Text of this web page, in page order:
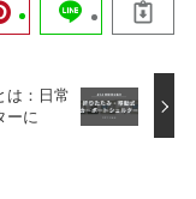
は：日常
ーに